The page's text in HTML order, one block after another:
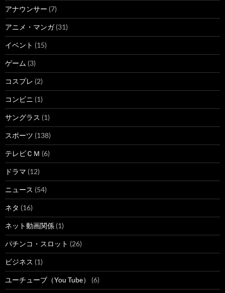
アナウンサー (7)
アニメ・マンガ(31)
イベント (15)
ゲーム (3)
コスプレ (2)
コンビニ (1)
サングラス (1)
スポーツ (138)
テレビＣＭ (6)
ドラマ (12)
ニュース (54)
ネタ (16)
ネット動画関係 (1)
パチンコ・スロット (26)
ビジネス (1)
ユーチューブ（You Tube） (6)